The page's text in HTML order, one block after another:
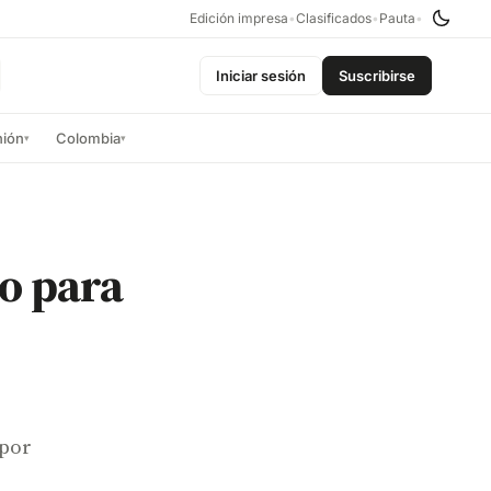
Edición impresa •Clasificados• Pauta •
Iniciar sesión Suscribirse
▾ Colombia▾
para